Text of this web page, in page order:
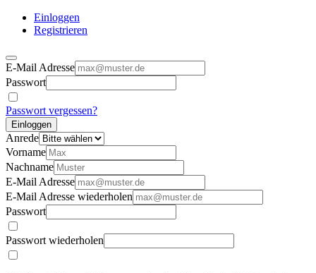
Einloggen
Registrieren
E-Mail Adresse
Passwort
Passwort vergessen?
Einloggen
Anrede
Vorname
Nachname
E-Mail Adresse
E-Mail Adresse wiederholen
Passwort
Passwort wiederholen